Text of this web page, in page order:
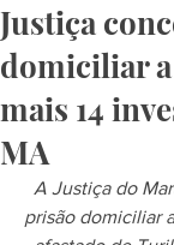
Justiça
domiciliar
mais 14
MA
A Justiça do
prisão domiciliar